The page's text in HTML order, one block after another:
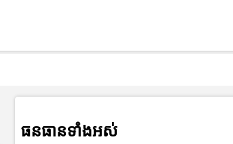
ធនធានទាំងអស់